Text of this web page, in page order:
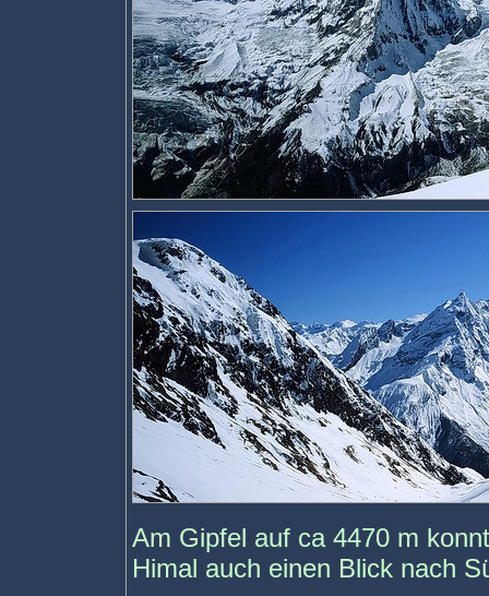
Am Gipfel auf ca 4470 m
Himal auch einen Blick nach